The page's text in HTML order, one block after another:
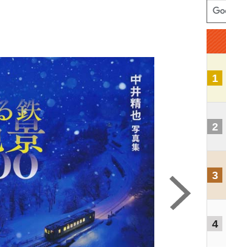
1
2
3
4